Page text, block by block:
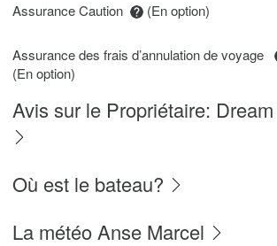
Assurance Caution (En option)
Assurance des frais d’annulation de voyage
(En option)
Avis sur le Propriétaire:
Où est le bateau?
La météo Anse Marcel